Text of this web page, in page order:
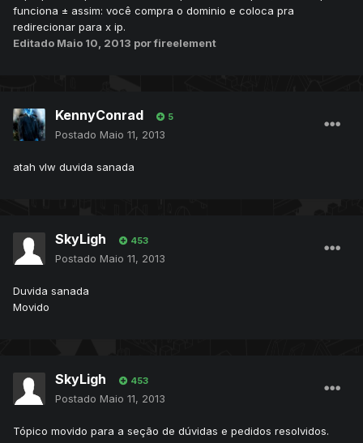
funciona ± assim: você compra o dominio e coloca pra
redirecionar para x ip.
Editado Maio 10, 2013 por fireelement
KennyConrad 5
Postado Maio 11, 2013
atah vlw duvida sanada
SkyLigh 453
Postado Maio 11, 2013
Duvida sanada
Movido
SkyLigh 453
Postado Maio 11, 2013
Tópico movido para a seção de dúvidas e pedidos resolvidos.